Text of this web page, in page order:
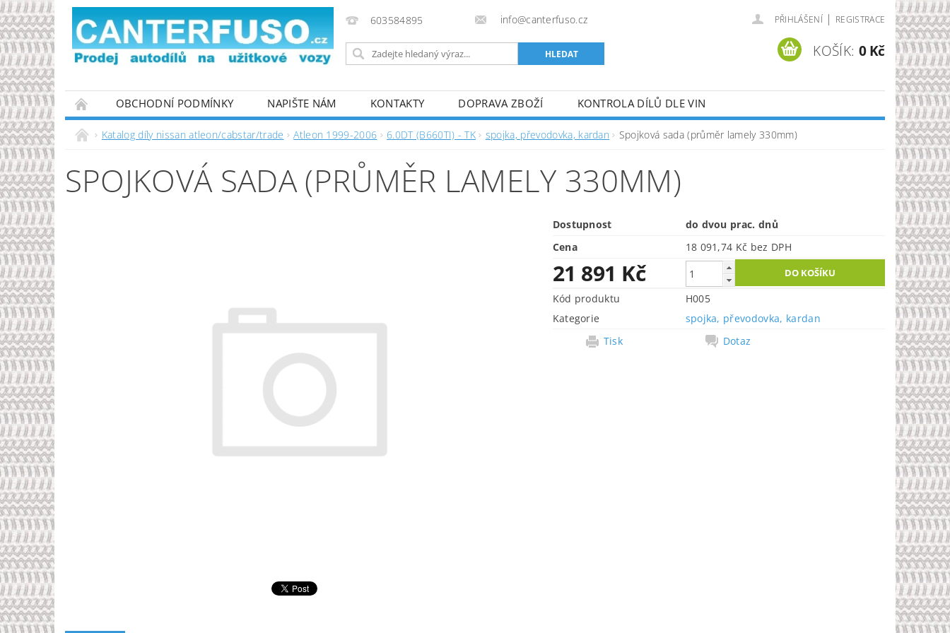
603584895 info@canterfuso.cz PŘIHLÁŠENÍ | REGISTRACE
KOŠÍK: 0 Kč
OBCHODNÍ PODMÍNKY NAPIŠTE NÁM KONTAKTY DOPRAVA ZBOŽÍ
KONTROLA DÍLŮ DLE VIN
PODMÍNKY OCHRANY OSOBNÍCH ÚDAJŮ
Katalog díly nissan atleon/cabstar/trade Atleon 1999-2006 6.0DT (B660TI) - TK spojka, převodovka, kardan Spojková sada (průměr lamely 330mm)
SPOJKOVÁ SADA (PRŮMĚR LAMELY 330MM)
Dostupnost
do dvou prac. dnů
Cena
18 091,74 Kč bez DPH
21 891 Kč
Kód produktu
H005
Kategorie
spojka, převodovka, kardan
Tisk
Dotaz